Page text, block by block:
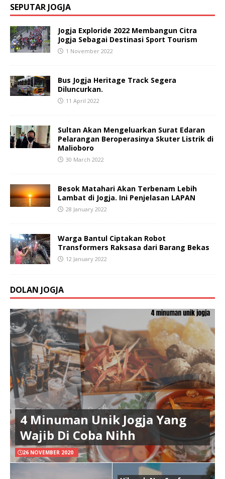
SEPUTAR JOGJA
Jogja Exploride 2022 Membangun Citra
Jogja Sebagai Destinasi Sport Tourism
1 November 2022
Bus Jogja Heritage Track Segera
Diluncurkan.
11 April 2022
Sultan Akan Mengeluarkan Surat Edaran
Pelarangan Beroperasinya Skuter Listrik di
Malioboro
30 March 2022
Besok Matahari Akan Terbenam Lebih
Lambat di Jogja. Ini Penjelasan LAPAN
28 January 2022
Warga Bantul Ciptakan Robot
Transformers Raksasa dari Barang Bekas
12 January 2022
DOLAN JOGJA
4 Minuman Unik Jogja Yang
Wajib Di Coba Nihh
26 NOVEMBER 2020